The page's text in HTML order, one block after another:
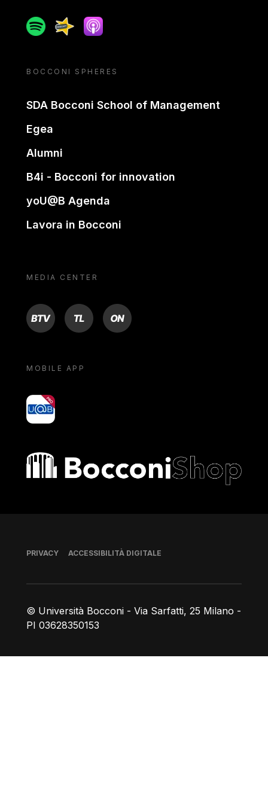
SpotifySpreakerApple podcast
BOCCONI SPHERES
SDA Bocconi School of Management
Egea
Alumni
B4i - Bocconi for innovation
yoU@B Agenda
Lavora in Bocconi
MEDIA CENTER
BTV TL ON
MOBILE APP
yoU@B
Bocconi shop
© Università Bocconi - Via Sarfatti, 25 Milano -
PI 03628350153
Piè di pagina
PRIVACY ACCESSIBILITÀ DIGITALE